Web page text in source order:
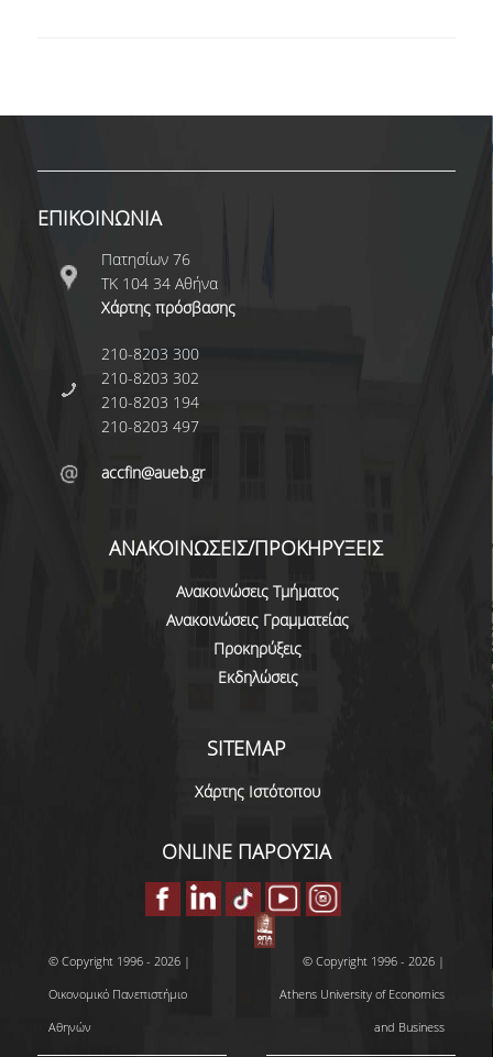
ΕΠΙΚΟΙΝΩΝΙΑ
Πατησίων 76
ΤΚ 104 34 Αθήνα
Χάρτης πρόσβασης
210-8203 300
210-8203 302
210-8203 194
210-8203 497
accfin@aueb.gr
ΑΝΑΚΟΙΝΩΣΕΙΣ/ΠΡΟΚΗΡΥΞΕΙΣ
Ανακοινώσεις Τμήματος
Ανακοινώσεις Γραμματείας
Προκηρύξεις
Εκδηλώσεις
SITEMAP
Χάρτης Ιστότοπου
ONLINE ΠΑΡΟΥΣΙΑ
© Copyright 1996 - 2026 |
Οικονομικό Πανεπιστήμιο
Αθηνών
© Copyright 1996 - 2026 |
Athens University of Economics
and Business